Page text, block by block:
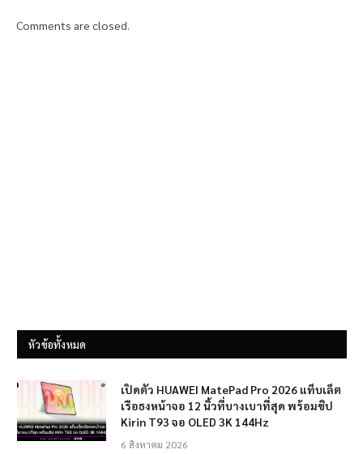
Comments are closed.
หัวข้อทั้งหมด
เปิดตัว HUAWEI MatePad Pro 2026 แท็บเล็ต
เรือธงหน้าจอ 12 นิ้วที่บางเบาที่สุด พร้อมชิป
Kirin T93 จอ OLED 3K 144Hz
6 สิงหาคม 2026